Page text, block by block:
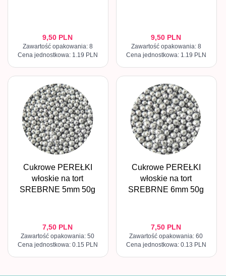
9,50 PLN
Zawartość opakowania: 8
Cena jednostkowa: 1.19 PLN
9,50 PLN
Zawartość opakowania: 8
Cena jednostkowa: 1.19 PLN
Cukrowe PEREŁKI
włoskie na tort
SREBRNE 5mm 50g
7,50 PLN
Zawartość opakowania: 50
Cena jednostkowa: 0.15 PLN
Cukrowe PEREŁKI
włoskie na tort
SREBRNE 6mm 50g
7,50 PLN
Zawartość opakowania: 60
Cena jednostkowa: 0.13 PLN